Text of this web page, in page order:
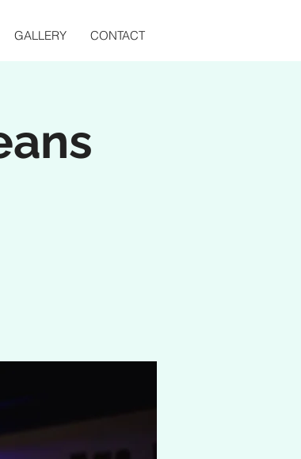
GALLERY CONTACT